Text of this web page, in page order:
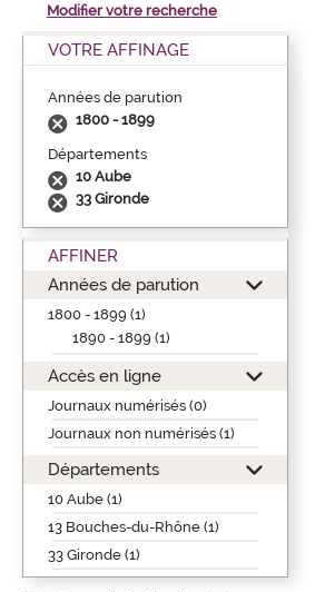
Modifier votre recherche
VOTRE AFFINAGE
Années de parution
1800 - 1899
Départements
10 Aube
33 Gironde
AFFINER
Années de parution
1800 - 1899 (1)
1890 - 1899 (1)
Accès en ligne
Journaux numérisés (0)
Journaux non numérisés (1)
Départements
10 Aube (1)
13 Bouches-du-Rhône (1)
33 Gironde (1)